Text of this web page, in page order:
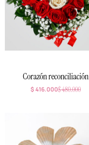
Corazón reconciliación
$480.000
$416.000